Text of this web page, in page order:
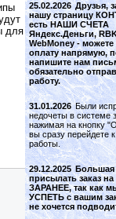
для
25.02.2026 Друзья,
нашу страницу
есть НАШИ СЧЕТА
Яндекс.Деньги,
WebMoney - можете
оплату напрямую,
напишите нам
обязательно
работу.
31.01.2026 Были
недочеты в системе
нажимая на кнопку
вы сразу перейдете
работы.
29.12.2025 Большая
присылать заказ
ЗАРАНЕЕ, так как
УСПЕТЬ с вашим
не хочется